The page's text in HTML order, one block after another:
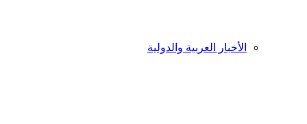
الأخبار العربية والدولية